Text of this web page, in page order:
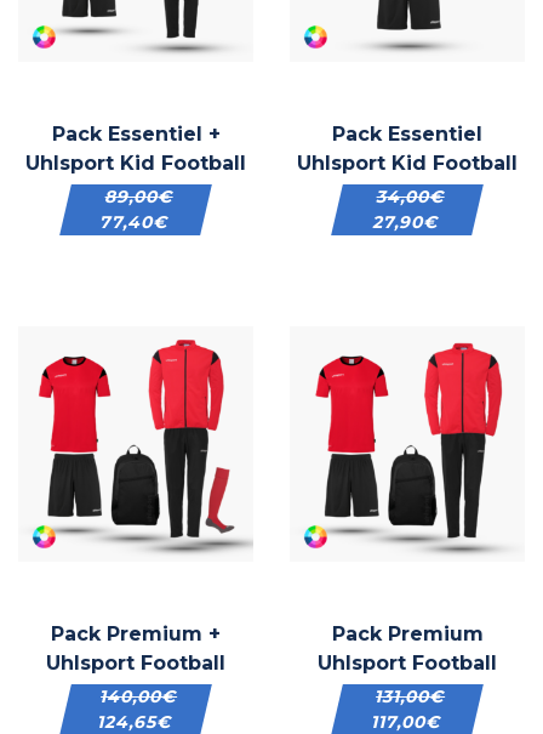
Pack Essentiel +
Uhlsport Kid Football
89,00€
77,40€
Pack Essentiel
Uhlsport Kid Football
34,00€
27,90€
Pack Premium +
Uhlsport Football
140,00€
124,65€
Pack Premium
Uhlsport Football
131,00€
117,00€